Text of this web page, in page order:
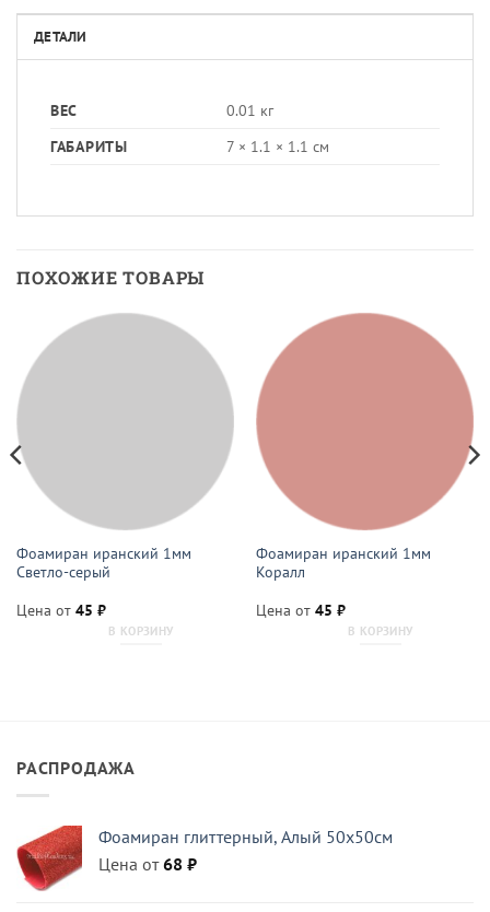
ДЕТАЛИ
ВЕС
0.01 кг
ГАБАРИТЫ
7 × 1.1 × 1.1 см
ПОХОЖИЕ ТОВАРЫ
Фоамиран иранский 1мм
Светло-серый
Цена от 45 ₽
В КОРЗИНУ
Фоамиран иранский 1мм
Коралл
Цена от 45 ₽
В КОРЗИНУ
РАСПРОДАЖА
Фоамиран глиттерный, Алый 50x50см
Цена от68 ₽